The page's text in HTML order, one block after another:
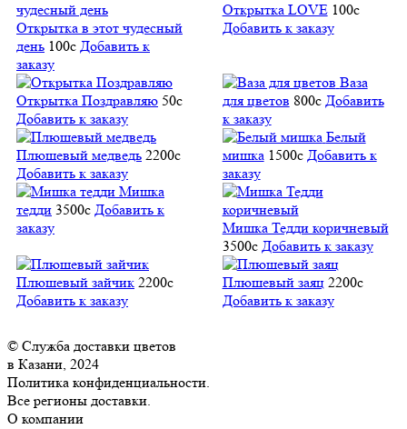
Открытка в этот чудесный
день 100c Добавить к
заказу
Открытка LOVE 100c
Добавить к заказу
Открытка Поздравляю 50c
Добавить к заказу
Ваза
для цветов 800c Добавить
к заказу
Плюшевый медведь 2200c
Добавить к заказу
Белый
мишка 1500c Добавить к
заказу
Мишка
тедди 3500c Добавить к
заказу
Мишка Тедди коричневый
3500c Добавить к заказу
Плюшевый зайчик 2200c
Добавить к заказу
Плюшевый заяц 2200c
Добавить к заказу
© Служба доставки цветов
в Казани, 2024
Политика конфиденциальности.
Все регионы доставки.
О компании